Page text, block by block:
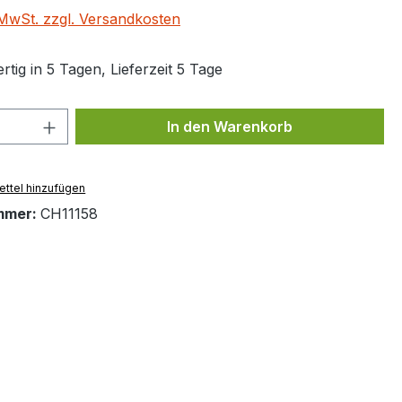
zzgl. Versandkosten
in 5 Tagen, Lieferzeit 5 Tage
Anzahl: Gib den gewünschten Wert
In den Warenkorb
hinzufügen
CH11158